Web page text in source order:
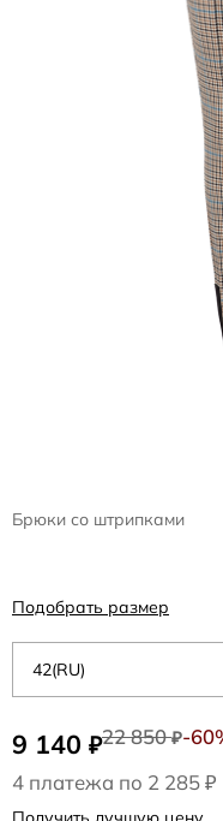
Брюки со штрипками
9 140 ₽22 850₽-
4 платежа по 2 285 ₽
42(RU)
Подобрать размер